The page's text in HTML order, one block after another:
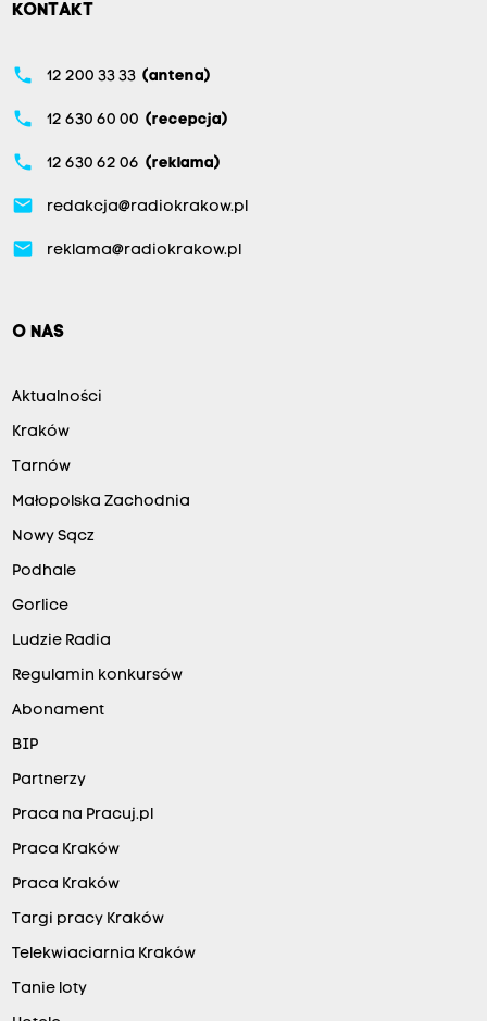
KONTAKT
phone 12 200 33 33 (antena)
phone 12 630 60 00 (recepcja)
phone 12 630 62 06 (reklama)
email redakcja@radiokrakow.pl
email reklama@radiokrakow.pl
O NAS
Aktualności
Kraków
Tarnów
Małopolska Zachodnia
Nowy Sącz
Podhale
Gorlice
Ludzie Radia
Regulamin konkursów
Abonament
BIP
Partnerzy
Praca na Pracuj.pl
Praca Kraków
Praca Kraków
Targi pracy Kraków
Telekwiaciarnia Kraków
Tanie loty